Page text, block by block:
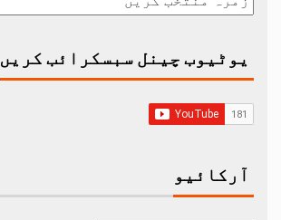
یوٹیوب چینل سبسکرائب کریں
آرکائیو